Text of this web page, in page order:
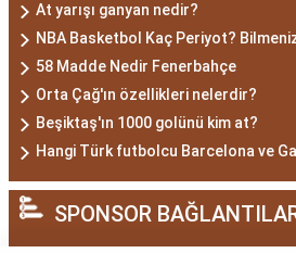
At yarışı ganyan nedir?
NBA Basketbol Kaç Periyot?
58 Madde Nedir Fenerbahçe
Orta Çağ'ın özellikleri nelerdir?
Beşiktaş'ın 1000 golünü kim at?
Hangi Türk futbolcu Barcelona ve
SPONSOR